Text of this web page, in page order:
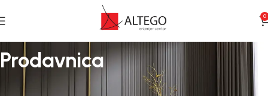
0
Prodavnica